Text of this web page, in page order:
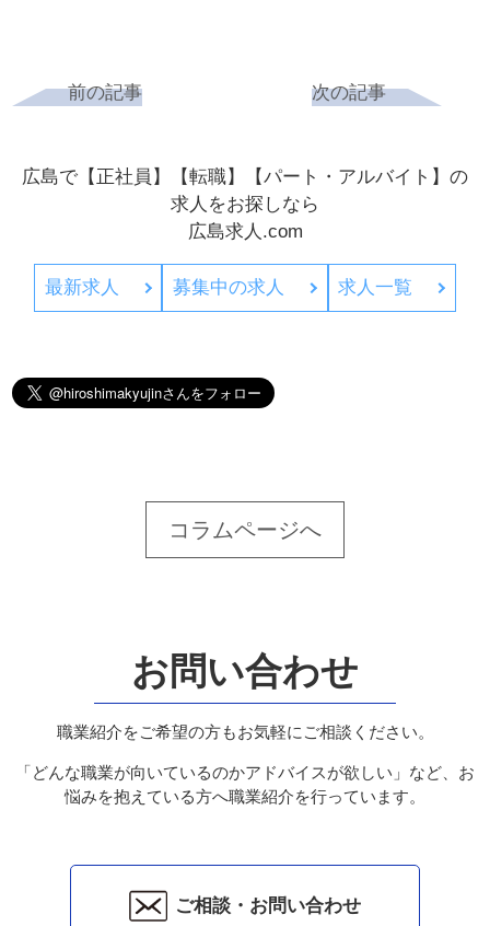
前の記事 次の記事
広島で【正社員】【転職】【パート・アルバイト】の
求人をお探しなら
広島求人.com
最新求人 募集中の求人 求人一覧
コラムページへ
お問い合わせ
職業紹介をご希望の方もお気軽にご相談ください。
「どんな職業が向いているのかアドバイスが欲しい」など、お
悩みを抱えている方へ職業紹介を行っています。
ご相談・お問い合わせ